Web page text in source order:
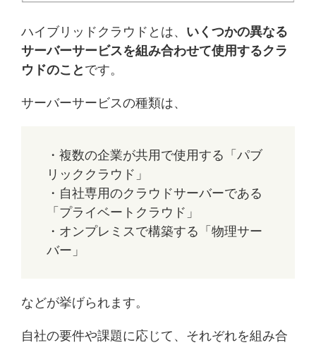
ハイブリッドクラウドとは、 いくつかの異なる
サーバーサービスを組み合わせて使用するクラ
ウドのことです。
サーバーサービスの種類は、
・複数の企業が共用で使用する「パブ
リッククラウド」
・自社専用のクラウドサーバーである
「プライベートクラウド」
・オンプレミスで構築する「物理サー
バー」
などが挙げられます。
自社の要件や課題に応じて、それぞれを組み合